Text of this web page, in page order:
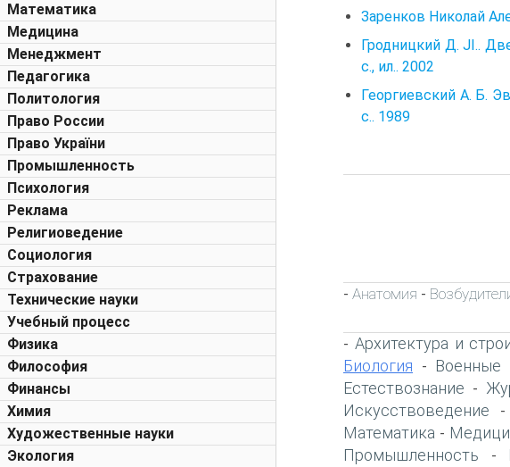
Математика
Медицина
Менеджмент
Педагогика
Политология
Право России
Право України
Промышленность
Психология
Реклама
Религиоведение
Социология
Страхование
Технические науки
Учебный процесс
Физика
Философия
Финансы
Химия
Художественные науки
Экология
Заренков Николай
Гродницкий Д. JI..
с., ил.. 2002
Георгиевский А. Б.
с.. 1989
- Анатомия -
- Архитектура и
Биология - Военные
Естествознание -
Искусствоведение -
Математика -
Промышленность -